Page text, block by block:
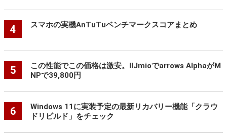
4 スマホの実機AnTuTuベンチマークスコアまとめ
5
この性能でこの価格は激安。IIJmioでarrows AlphaがM
NPで39,800円
6
Windows 11に実装予定の最新リカバリー機能「クラウ
ドリビルド」をチェック